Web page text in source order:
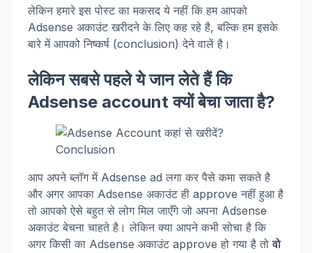
लेकिन हमारे इस पोस्ट का मकसद ये नहीं कि हम आपको
Adsense अकाउंट खरीदने के लिए कह रहे है, बल्कि हम इसके
बारे में आपको निष्कर्ष (conclusion) देने वालें है।
लेकिन सबसे पहले ये जान लेते हैं कि
Adsense account क्यों बेचा जाता है?
आप अपने ब्लॉग में Adsense ad लगा कर पैसे कमा सकते है
और अगर आपका Adsense अकाउंट ही approve नहीं हुआ है
तो आपको ऐसे बहुत से लोग मिल जाएँगे जो अपना Adsense
अकाउंट बेचना चाहते है। लेकिन क्या आपने कभी सोचा है कि
अगर किसी का Adsense अकाउंट approve हो गया है तोवो